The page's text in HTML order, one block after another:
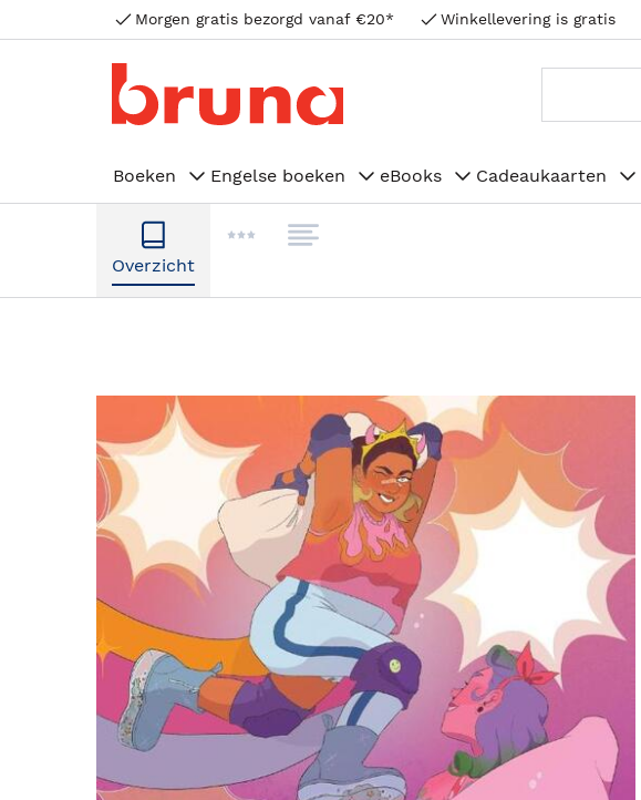
Morgen gratis bezorgd vanaf €20* Winkellevering is gratis
Boeken Engelse boeken eBooks Cadeaukaarten
Overzicht